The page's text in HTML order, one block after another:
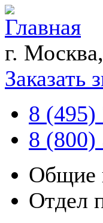
г.
Заказать
8 (495)
8 (800)
Общие
Отдел